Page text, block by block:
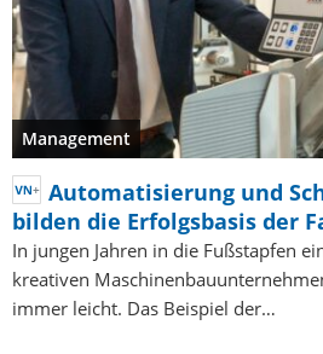
Management
Automatisierung und
bilden die Erfolgsbasis der
In jungen Jahren in die Fußstapfen
kreativen
immer leicht. Das Beispiel der…